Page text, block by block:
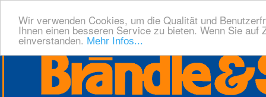
Wir verwenden Cookies, um die Qualität und
Ihnen einen besseren Service zu bieten. Wenn Sie
einverstanden. Mehr Infos...